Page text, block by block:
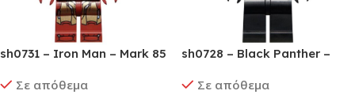
sh0731 – Iron Man – Mark 85
Σε απόθεμα
sh0728 – Black Panther –
Highlights
Σε απόθεμα